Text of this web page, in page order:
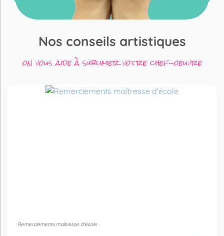
Nos conseils artistiques
on vous aide à sublimer votre chef-oeuvre
Remerciements maîtresse d'école